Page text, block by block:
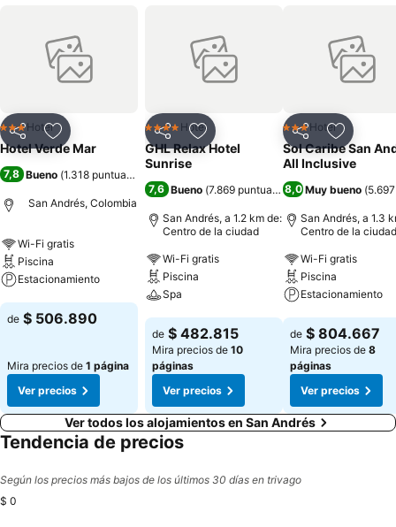
servicio de limpieza todos los días y es posible solicitar tabla de
planchar con plancha. Los servicios de ocio y esparcimiento en este
hotel incluyen una piscina al aire libre.
CompartirAgregar a favoritos
3 Estrellas
Hotel
Hotel Verde Mar
7,8 Bueno (1.318 puntuaciones
San Andrés, Colombia
Wi-Fi gratis
Piscina
Estacionamiento
Ver precios
de $ 506.890
Mira precios de 1 página
Ver precios
CompartirAgregar a favoritos
4 EstrellasHotel
GHL Relax Hotel
Sunrise
7,6 Bueno (7.869 puntuaciones)
San Andrés, a 1.2 km de:
Centro de la ciudad
Wi-Fi gratis
Piscina
Spa
Ver precios
de $ 482.815
Mira precios de 10
páginas
Ver precios
CompartirAgregar
3 Estrellas
Hotel
Sol Caribe San
All Inclusive
8,0 Muy bueno (
San Andrés, a 1.3
Centro de la ciudad
Wi-Fi gratis
Piscina
Estacionamiento
Ver precios
de $ 804.667
Mira precios de 8
páginas
Ver precios
Ver todos los alojamientos en San Andrés
Tendencia de precios
Según los precios más bajos de los últimos 30 días en trivago
$ 0